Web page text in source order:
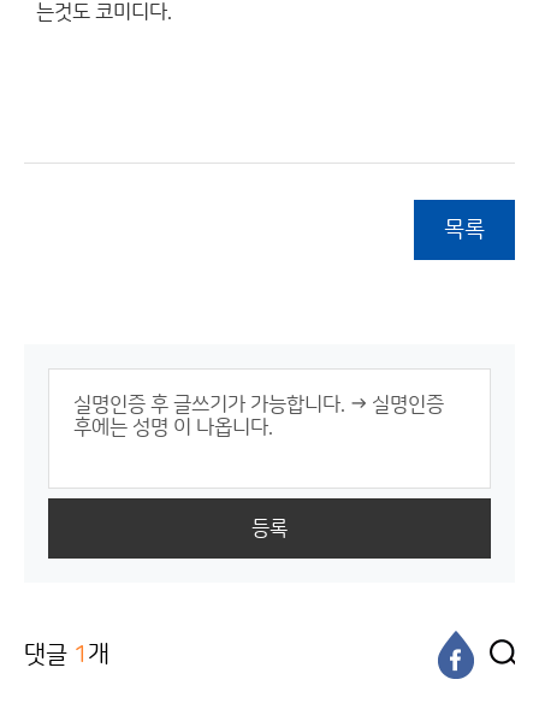
는것도 코미디다.
목록
등록
댓글 1 개